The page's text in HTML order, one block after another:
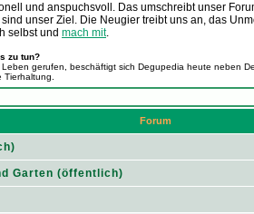
und anspuchsvoll. Das umschreibt unser
unser Ziel. Die Neugier treibt uns an, das
selbst und mach mit.
zu tun?
gerufen, beschäftigt sich Degupedia heute neben
Forum
Garten (öffentlich)